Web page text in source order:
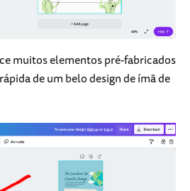
muitos elementos pré-fabricados
de um belo design de ímã de